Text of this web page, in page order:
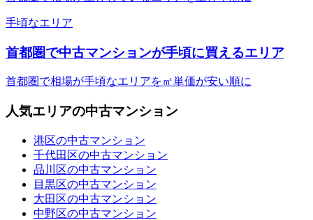
手頃なエリア
首都圏で中古マンションが手頃に買えるエリア
首都圏で相場が手頃なエリアを㎡単価が安い順に
人気エリアの中古マンション
港区の中古マンション
千代田区の中古マンション
品川区の中古マンション
目黒区の中古マンション
大田区の中古マンション
中野区の中古マンション